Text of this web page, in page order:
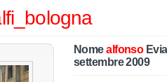
Nomealfonso
settembre 2009